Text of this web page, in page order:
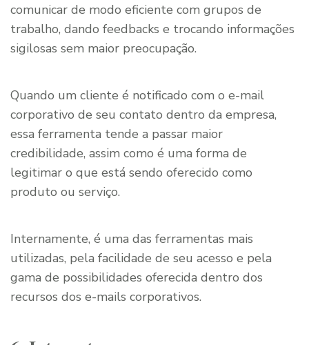
comunicar de modo eficiente com grupos de
trabalho, dando feedbacks e trocando informações
sigilosas sem maior preocupação.
Quando um cliente é notificado com o e-mail
corporativo de seu contato dentro da empresa,
essa ferramenta tende a passar maior
credibilidade, assim como é uma forma de
legitimar o que está sendo oferecido como
produto ou serviço.
Internamente, é uma das ferramentas mais
utilizadas, pela facilidade de seu acesso e pela
gama de possibilidades oferecida dentro dos
recursos dos e-mails corporativos.